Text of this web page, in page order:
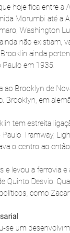
hoje fica entre a
Morumbi até a
Washington
não existiam,
ainda
Paulo em 1935.
ao Brooklyn de
Brooklyn, em
tem estreita
Tramway,
o centro ao
levou a ferrovia
Quinto Desvio.
como
um